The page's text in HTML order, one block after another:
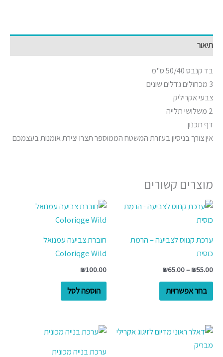
תיאור
בד קנבס 50/40 ס"מ
3 מכחולים גדלים שונים
צבעי אקריליק
2 משלושי תלייה
דף תכנון
אין צורך בניסיון בעזרת המשטח הממוספר תצרו יצירת אומנות בעצמכם
מוצרים קשורים
ערכת קנווס לצביעה – הרמת
כוסית
₪55.00
–
₪65.00
טווח
בחר אפשרויות
למוצר
מספר
את
בעמוד
חוברת צביעה עמנואל
Coloriqge Wild
₪100.00
הוספה לסל
ערכת בנייה מכונית